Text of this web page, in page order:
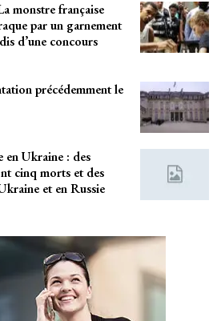
monstre française
par un garnement
d’une concours
précédemment le
Ukraine : des
cinq morts et des
et en Russie